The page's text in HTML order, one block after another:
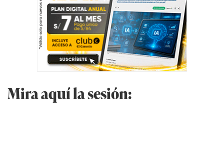
Mira aquí la sesión: